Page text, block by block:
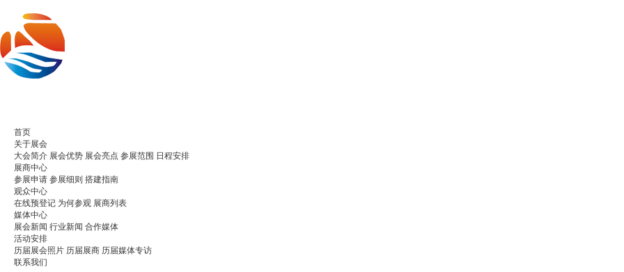
首页
关于展会
大会简介 展会优势 展会亮点 参展范围 日程安排
展商中心
参展申请 参展细则 搭建指南
观众中心
在线预登记 为何参观 展商列表
媒体中心
展会新闻 行业新闻 合作媒体
活动安排
历届展会照片 历届展商 历届媒体专访
联系我们